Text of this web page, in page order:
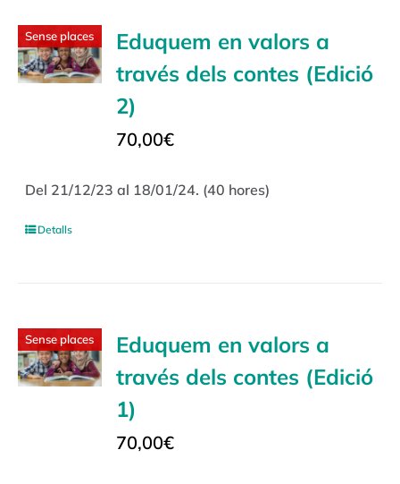
Sense places
Eduquem en valors a
través dels contes (Edició
2)
70,00€
Del 21/12/23 al 18/01/24. (40 hores)
Detalls
Sense places
Eduquem en valors a
través dels contes (Edició
1)
70,00€